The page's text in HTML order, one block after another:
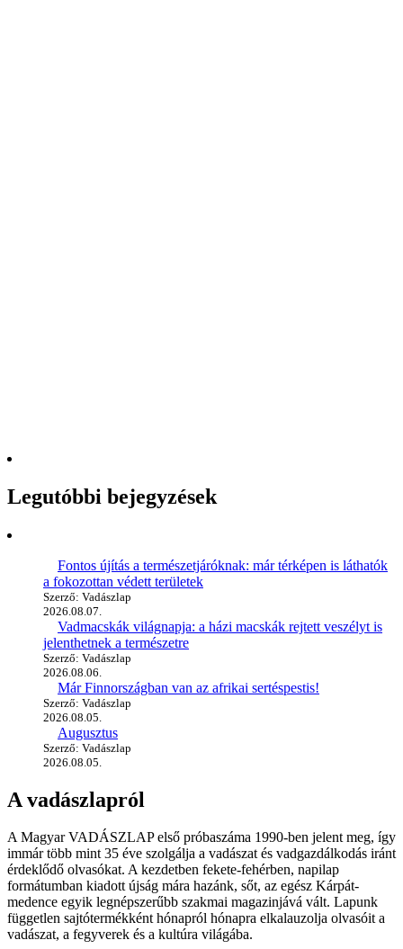
Legutóbbi bejegyzések
Fontos újítás a természetjáróknak: már térképen is láthatók
a fokozottan védett területek
Szerző: Vadászlap
2026.08.07.
Vadmacskák világnapja: a házi macskák rejtett veszélyt is
jelenthetnek a természetre
Szerző: Vadászlap
2026.08.06.
Már Finnországban van az afrikai sertéspestis!
Szerző: Vadászlap
2026.08.05.
Augusztus
Szerző: Vadászlap
2026.08.05.
A vadászlapról
A Magyar VADÁSZLAP első próbaszáma 1990-ben jelent meg, így
immár több mint 35 éve szolgálja a vadászat és vadgazdálkodás iránt
érdeklődő olvasókat. A kezdetben fekete-fehérben, napilap
formátumban kiadott újság mára hazánk, sőt, az egész Kárpát-
medence egyik legnépszerűbb szakmai magazinjává vált. Lapunk
független sajtótermékként hónapról hónapra elkalauzolja olvasóit a
vadászat, a fegyverek és a kultúra világába.